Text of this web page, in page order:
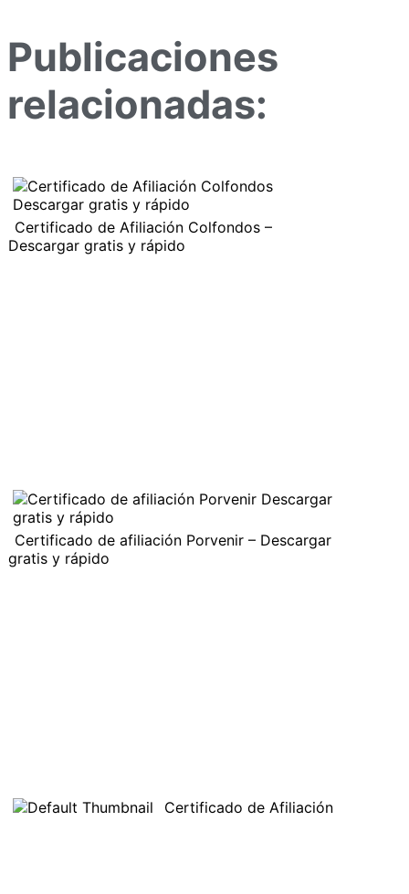
Publicaciones
relacionadas:
Certificado de Afiliación Colfondos –
Descargar gratis y rápido
Certificado de afiliación Porvenir – Descargar
gratis y rápido
Certificado de Afiliación